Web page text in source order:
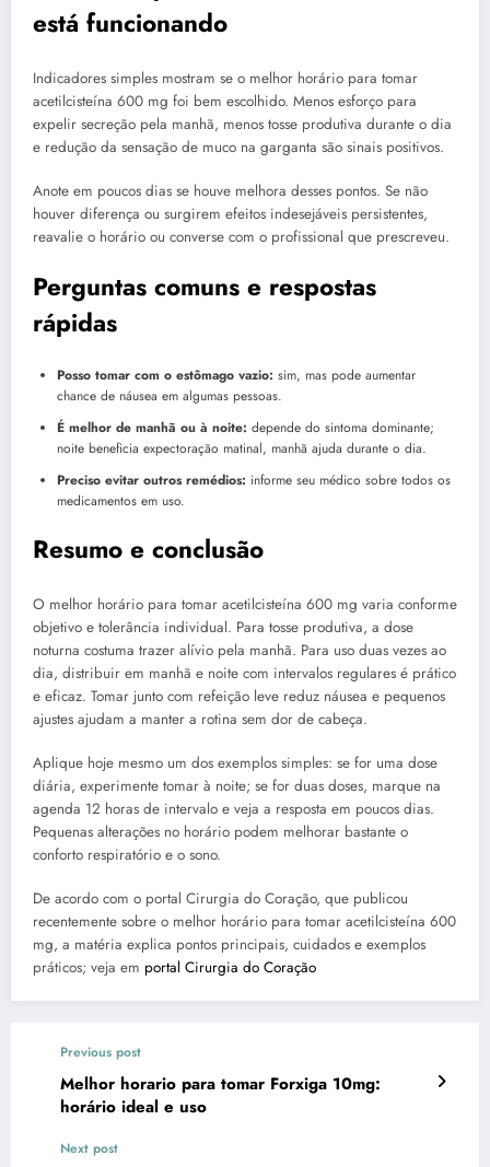
está funcionando
Indicadores simples mostram se o melhor horário para tomar
acetilcisteína 600 mg foi bem escolhido. Menos esforço para
expelir secreção pela manhã, menos tosse produtiva durante o dia
e redução da sensação de muco na garganta são sinais positivos.
Anote em poucos dias se houve melhora desses pontos. Se não
houver diferença ou surgirem efeitos indesejáveis persistentes,
reavalie o horário ou converse com o profissional que prescreveu.
Perguntas comuns e respostas
rápidas
Posso tomar com o estômago vazio: sim, mas pode aumentar
chance de náusea em algumas pessoas.
É melhor de manhã ou à noite: depende do sintoma dominante;
noite beneficia expectoração matinal, manhã ajuda durante o dia.
Preciso evitar outros remédios: informe seu médico sobre todos os
medicamentos em uso.
Resumo e conclusão
O melhor horário para tomar acetilcisteína 600 mg varia conforme
objetivo e tolerância individual. Para tosse produtiva, a dose
noturna costuma trazer alívio pela manhã. Para uso duas vezes ao
dia, distribuir em manhã e noite com intervalos regulares é prático
e eficaz. Tomar junto com refeição leve reduz náusea e pequenos
ajustes ajudam a manter a rotina sem dor de cabeça.
Aplique hoje mesmo um dos exemplos simples: se for uma dose
diária, experimente tomar à noite; se for duas doses, marque na
agenda 12 horas de intervalo e veja a resposta em poucos dias.
Pequenas alterações no horário podem melhorar bastante o
conforto respiratório e o sono.
De acordo com o portal Cirurgia do Coração, que publicou
recentemente sobre o melhor horário para tomar acetilcisteína 600
mg, a matéria explica pontos principais, cuidados e exemplos
práticos; veja em portal Cirurgia do Coração
Previous post
Melhor horario para tomar Forxiga 10mg:
horário ideal e uso
Next post